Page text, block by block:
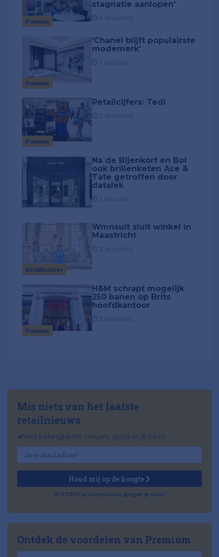
Premium
stagnatie aanlopen'
Premium
'Chanel blijft populairste
modemerk'
Premium
Retailcijfers: Tedi
Na de Bijenkorf en Bol
ook brillenketen Ace &
Tate getroffen door
datalek
RetailRookies
Wmnsuit sluit winkel in
Maastricht
Premium
H&M schrapt mogelijk
250 banen op Brits
hoofdkantoor
Mis niets van het laatste
retailnieuws
Het belangrijkste nieuws, gratis in je inbox
Houd mij op de hoogte
Al 57.500 professionals gingen je voor!
Ontdek de voordelen van Premium